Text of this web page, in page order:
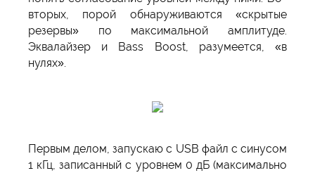
вторых, порой обнаруживаются «скрытые
резервы» по максимальной амплитуде.
Эквалайзер и Bass Boost, разумеется, «в
нулях».
Первым делом, запускаю с USB файл с синусом
1 кГц, записанный с уровнем 0 дБ (максимально